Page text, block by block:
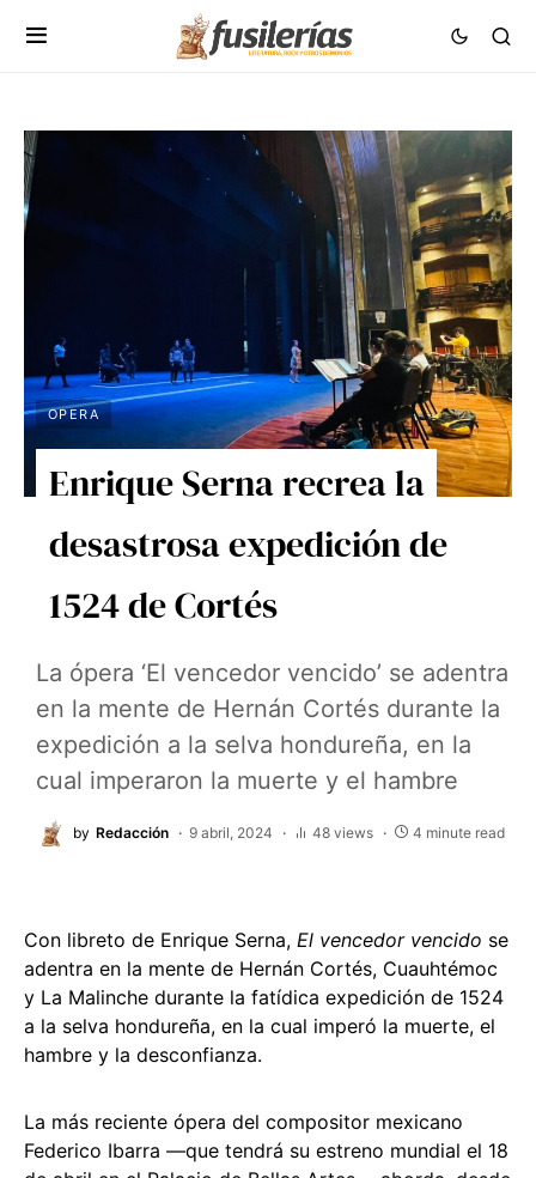
OPERA
Enrique Serna recrea la
desastrosa expedición de
1524 de Cortés
La ópera ‘El vencedor vencido’ se adentra
en la mente de Hernán Cortés durante la
expedición a la selva hondureña, en la
cual imperaron la muerte y el hambre
by Redacción 9 abril, 2024 48 views 4 minute read
Con libreto de Enrique Serna, El vencedor vencido se
adentra en la mente de Hernán Cortés, Cuauhtémoc
y La Malinche durante la fatídica expedición de 1524
a la selva hondureña, en la cual imperó la muerte, el
hambre y la desconfianza.
La más reciente ópera del compositor mexicano
Federico Ibarra —que tendrá su estreno mundial el 18